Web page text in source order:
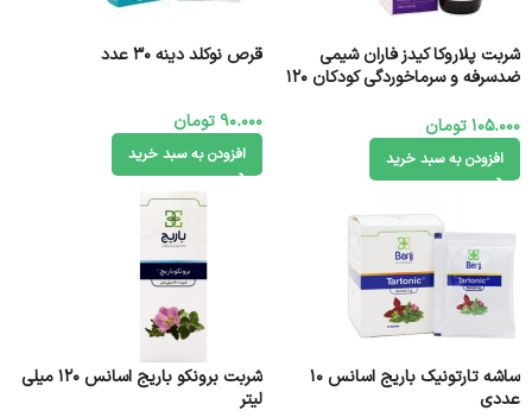
شربت پلاروکا کیدز فاران شیمی
ضدسرفه و سرماخوردگی کودکان 120
105.000تومان
افزودن به سبد خرید
قرص نوکلد دینه 30 عدد
90.000 تومان
افزودن به سبد خرید
ساشه تارتونیک باریج اسانس 10
عددی
شربت برونکو باریج اسانس ۱۲۰ میلی